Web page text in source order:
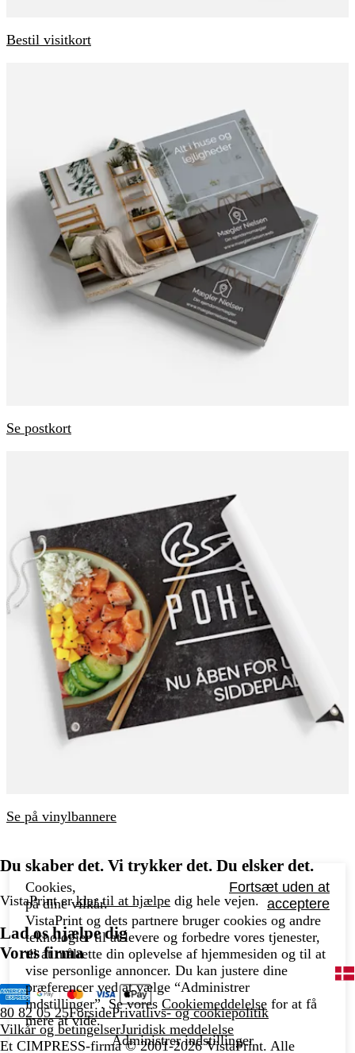
Bestil visitkort
Se postkort
Se på vinylbannere
Du skaber det. Vi trykker det. Du elsker det.
VistaPrint erklar til at hjælpe dig hele vejen.
Lad os hjælpe dig
Vores firma
80 82 05 25ForsidePrivatlivs- og cookiepolitik
Vilkår og betingelserJuridisk meddelelse
Et CIMPRESS-firma© 2001-2026 VistaPrint. Alle
Cookies,
på dine vilkår.
Fortsæt uden at
acceptere
VistaPrint og dets partnere bruger cookies og andre
teknologier til at levere og forbedre vores tjenester,
til at målrette din oplevelse af hjemmesiden og til at
vise personlige annoncer. Du kan justere dine
præferencer ved at vælge “Administrer
indstillinger”. Se vores Cookiemeddelelse for at få
mere at vide.
Administrer indstillinger